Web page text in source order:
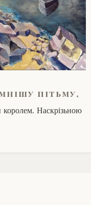
пітьму,
королем. Наскрізьною